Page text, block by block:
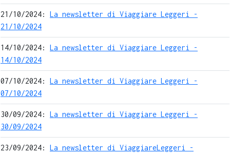
21/10/2024: La newsletter di Viaggiare Leggeri -
21/10/2024
14/10/2024: La newsletter di Viaggiare Leggeri -
14/10/2024
07/10/2024: La newsletter di Viaggiare Leggeri -
07/10/2024
30/09/2024: La newsletter di Viaggiare Leggeri -
30/09/2024
23/09/2024: La newsletter di ViaggiareLeggeri -